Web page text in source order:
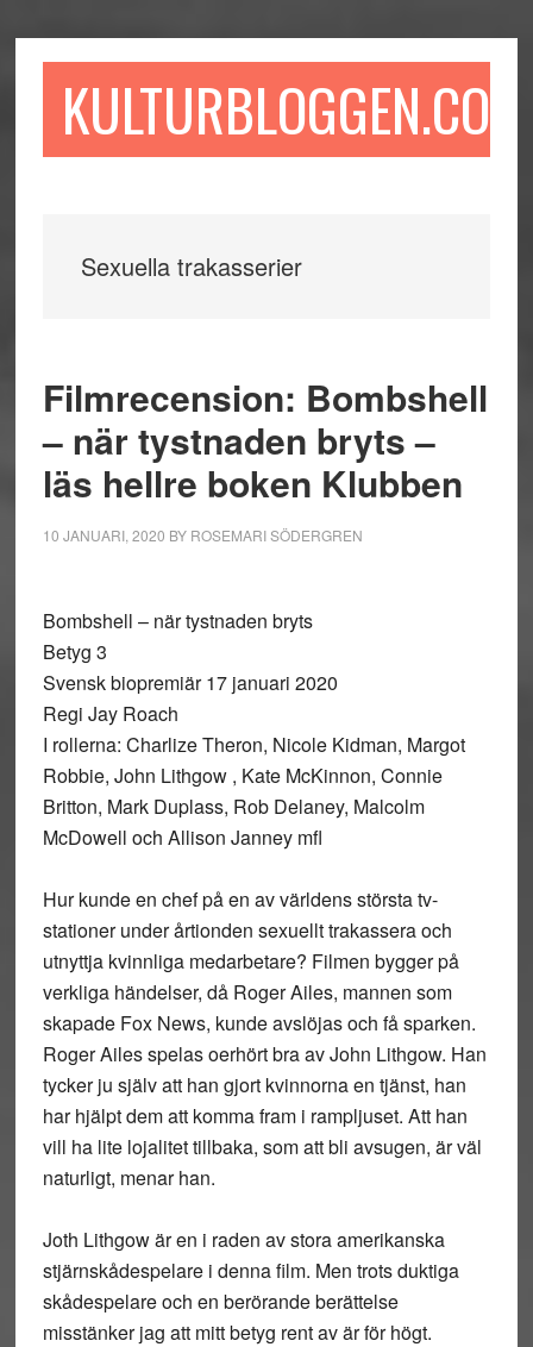
till
till
sidofältet
till
KULTURBLOGGEN.COM
Sexuella trakasserier
Filmrecension: Bombshell
– när tystnaden bryts –
läs hellre boken Klubben
10 JANUARI, 2020 BY ROSEMARI SÖDERGREN
Bombshell – när tystnaden bryts
Betyg 3
Svensk biopremiär 17 januari 2020
Regi Jay Roach
I rollerna: Charlize Theron, Nicole Kidman, Margot
Robbie, John Lithgow , Kate McKinnon, Connie
Britton, Mark Duplass, Rob Delaney, Malcolm
McDowell och Allison Janney mfl
Hur kunde en chef på en av världens största tv-
stationer under årtionden sexuellt trakassera och
utnyttja kvinnliga medarbetare? Filmen bygger på
verkliga händelser, då Roger Ailes, mannen som
skapade Fox News, kunde avslöjas och få sparken.
Roger Ailes spelas oerhört bra av John Lithgow. Han
tycker ju själv att han gjort kvinnorna en tjänst, han
har hjälpt dem att komma fram i rampljuset. Att han
vill ha lite lojalitet tillbaka, som att bli avsugen, är väl
naturligt, menar han.
Joth Lithgow är en i raden av stora amerikanska
stjärnskådespelare i denna film. Men trots duktiga
skådespelare och en berörande berättelse
misstänker jag att mitt betyg rent av är för högt.